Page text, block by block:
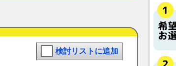
検討リストに追加